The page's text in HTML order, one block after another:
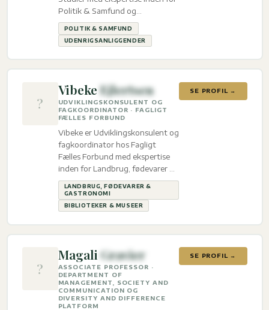
Politik & Samfund og
Udenrigsanliggender.
POLITIK & SAMFUND
UDENRIGSANLIGGENDER
?
VibekeEjlertsen
UDVIKLINGSKONSULENT OG
FAGKOORDINATOR · FAGLIGT
FÆLLES FORBUND
Vibeke er Udviklingskonsulent og
fagkoordinator hos Fagligt
Fælles Forbund med ekspertise
inden for Landbrug, fødevarer &
gastronomi og Biblioteker &
Museer.
LANDBRUG, FØDEVARER &
GASTRONOMI
BIBLIOTEKER & MUSEER
SE PROFIL →
?
MagaliGravier
ASSOCIATE PROFESSOR ·
DEPARTMENT OF
MANAGEMENT, SOCIETY AND
COMMUNICATION OG
DIVERSITY AND DIFFERENCE
PLATFORM
SE PROFIL →